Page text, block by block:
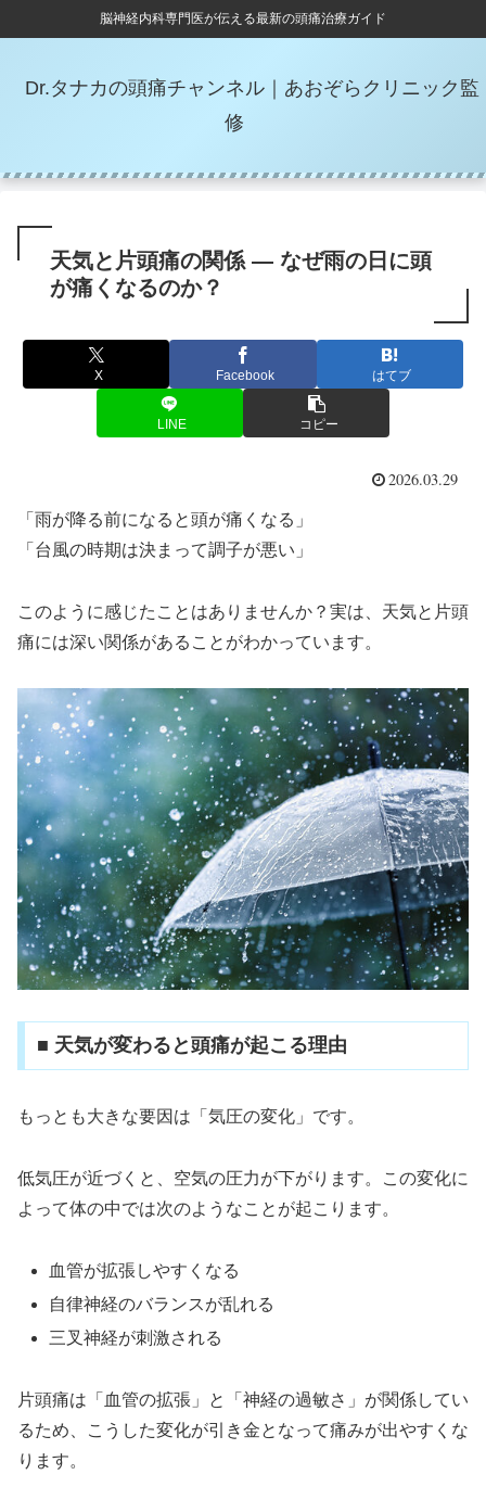
脳神経内科専門医が伝える最新の頭痛治療ガイド
Dr.タナカの頭痛チャンネル｜あおぞらクリニック監
修
天気と片頭痛の関係 ― なぜ雨の日に頭
が痛くなるのか？
X Facebook はてブ
LINE コピー
2026.03.29
「雨が降る前になると頭が痛くなる」
「台風の時期は決まって調子が悪い」
このように感じたことはありませんか？実は、天気と片頭
痛には深い関係があることがわかっています。
■ 天気が変わると頭痛が起こる理由
もっとも大きな要因は「気圧の変化」です。
低気圧が近づくと、空気の圧力が下がります。この変化に
よって体の中では次のようなことが起こります。
血管が拡張しやすくなる
自律神経のバランスが乱れる
三叉神経が刺激される
片頭痛は「血管の拡張」と「神経の過敏さ」が関係してい
るため、こうした変化が引き金となって痛みが出やすくな
ります。